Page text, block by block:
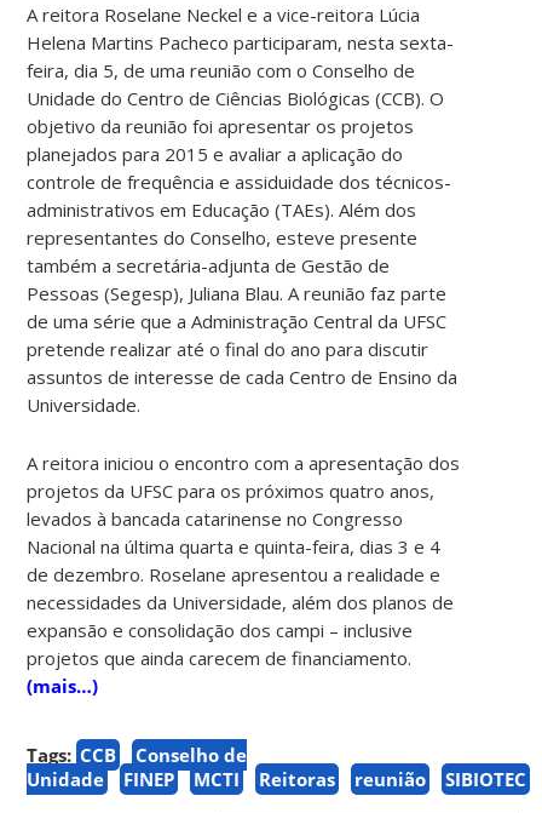
A reitora Roselane Neckel e a vice-reitora Lúcia
Helena Martins Pacheco participaram, nesta sexta-
feira, dia 5, de uma reunião com o Conselho de
Unidade do Centro de Ciências Biológicas (CCB). O
objetivo da reunião foi apresentar os projetos
planejados para 2015 e avaliar a aplicação do
controle de frequência e assiduidade dos técnicos-
administrativos em Educação (TAEs). Além dos
representantes do Conselho, esteve presente
também a secretária-adjunta de Gestão de
Pessoas (Segesp), Juliana Blau. A reunião faz parte
de uma série que a Administração Central da UFSC
pretende realizar até o final do ano para discutir
assuntos de interesse de cada Centro de Ensino da
Universidade.
A reitora iniciou o encontro com a apresentação dos
projetos da UFSC para os próximos quatro anos,
levados à bancada catarinense no Congresso
Nacional na última quarta e quinta-feira, dias 3 e 4
de dezembro. Roselane apresentou a realidade e
necessidades da Universidade, além dos planos de
expansão e consolidação dos campi – inclusive
projetos que ainda carecem de financiamento.
(mais…)
Tags: CCB
Conselho de
Unidade
FINEP MCTI Reitoras reunião SIBIOTEC